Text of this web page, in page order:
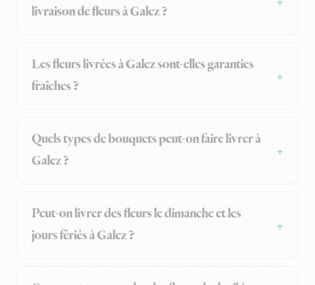
livraison de fleurs à Galez ?
Les fleurs livrées à Galez sont-elles garanties
fraîches ?
Quels types de bouquets peut-on faire livrer à
Galez ?
Peut-on livrer des fleurs le dimanche et les
jours fériés à Galez ?